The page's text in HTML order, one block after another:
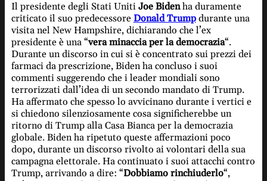
Il presidente degli Stati Uniti Joe Bidenha duramente
criticato il suo predecessore Donald Trumpdurante una
visita nel New Hampshire, dichiarando che l’ex
presidente è una “vera minaccia per la democrazia“.
Durante un discorso in cui si è concentrato sui prezzi dei
farmaci da prescrizione, Biden ha concluso i suoi
commenti suggerendo che i leader mondiali sono
terrorizzati dall’idea di un secondo mandato di Trump.
Ha affermato che spesso lo avvicinano durante i vertici e
si chiedono silenziosamente cosa significherebbe un
ritorno di Trump alla Casa Bianca per la democrazia
globale. Biden ha ripetuto queste affermazioni poco
dopo, durante un discorso rivolto ai volontari della sua
campagna elettorale. Ha continuato i suoi attacchi contro
Trump, arrivando a dire: “Dobbiamo rinchiuderlo“,